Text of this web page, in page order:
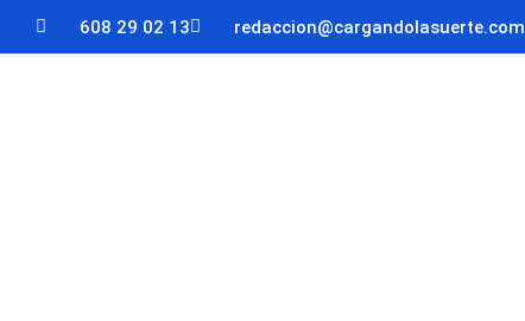
608 29 02 13 redaccion@cargandolasuerte.com